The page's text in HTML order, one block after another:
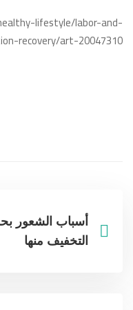
lifestyle/labor-and-
recovery/art-20047310
أسباب الشعور
التخفيف منها